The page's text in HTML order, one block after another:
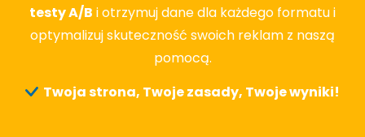
testy A/B i otrzymuj dane dla każdego formatu i
optymalizuj skuteczność swoich reklam z naszą
pomocą.
Twoja strona, Twoje zasady, Twoje wyniki!